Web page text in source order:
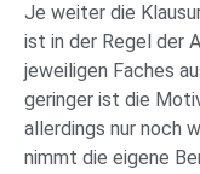
Je weiter die
ist in der Regel der
jeweiligen Faches
geringer ist die
allerdings nur noch
nimmt die eigene